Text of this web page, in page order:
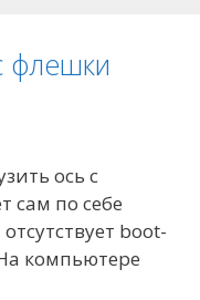
флешки
ось с
сам по себе
boot-
компьютере